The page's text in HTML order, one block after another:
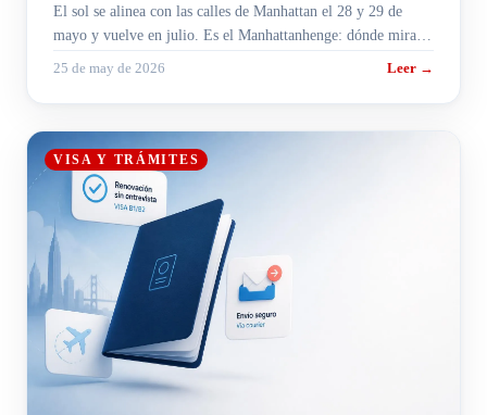
El sol se alinea con las calles de Manhattan el 28 y 29 de
mayo y vuelve en julio. Es el Manhattanhenge: dónde mirar,
a qué hora y por qué pasa.
25 de may de 2026 Leer →
VISA Y TRÁMITES